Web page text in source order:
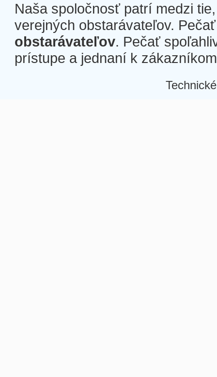
Naša spoločnosť patrí medzi
verejných obstarávateľov.
obstarávateľov. Pečať
prístupe a jednaní k